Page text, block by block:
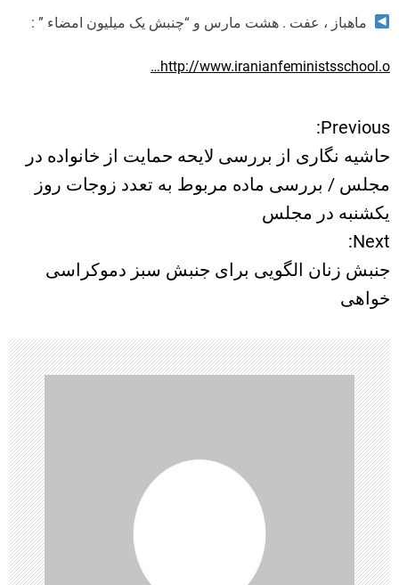
ماهباز ، عفت . هشت مارس و “چنبش یک میلیون امضاء ” :
http://www.iranianfeministsschool.o…
ر
ه
ب
ر
ی
ن
و
ش
ت
ه‌
Previous:
حاشیه نگاری از بررسی لایحه حمایت از خانواده در
مجلس / بررسی ماده مربوط به تعدد زوجات روز
یکشنبه در مجلس
Next:
جنبش زنان الگویی برای جنبش سبز دموکراسی
خواهی